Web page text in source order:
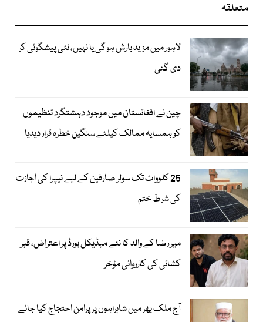
متعلقہ
لاہور میں مزید بارش ہوگی یا نہیں، نئی پیشگوئی کر
دی گئی
چین نے افغانستان میں موجود دہشتگرد تنظیموں
کو ہمسایہ ممالک کیلئے سنگین خطرہ قرار دیدیا
25 کلوواٹ تک سولر صارفین کے لیے نیپرا کی اجازت
کی شرط ختم
میر رضا کے والد کا نئے میڈیکل بورڈ پر اعتراض، قبر
کشائی کی کارروائی مؤخر
آج ملک بھر میں شاہراہوں پر پرامن احتجاج کیا جائے